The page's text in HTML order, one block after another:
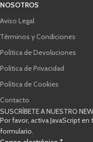
NOSOTROS
Aviso Legal
Términos y Condiciones
Política de Devoluciones
Política de Privacidad
Política de Cookies
Contacto
SUSCRÍBETE A NUESTRO
Por favor, activa JavaScript
formulario.